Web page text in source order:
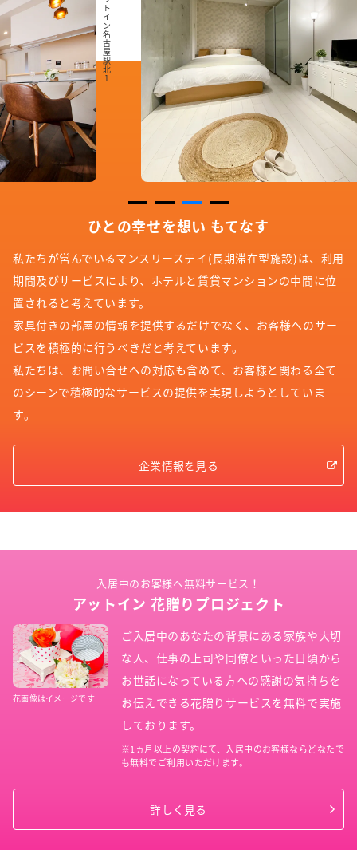
アットイン自由が丘1
ひとの幸せを想い もてなす
私たちが営んでいるマンスリーステイ(長期滞在型施設)は、利用
期間及びサービスにより、ホテルと賃貸マンションの中間に位
置されると考えています。
家具付きの部屋の情報を提供するだけでなく、お客様へのサー
ビスを積極的に行うべきだと考えています。
私たちは、お問い合せへの対応も含めて、お客様と関わる全て
のシーンで積極的なサービスの提供を実現しようとしていま
す。
企業情報を見る
入居中のお客様へ無料サービス！
アットイン 花贈りプロジェクト
花画像はイメージです
ご入居中のあなたの背景にある家族や大切
な人、仕事の上司や同僚といった日頃から
お世話になっている方への感謝の気持ちを
お伝えできる花贈りサービスを無料で実施
しております。
※1ヵ月以上の契約にて、入居中のお客様ならどなたで
も無料でご利用いただけます。
詳しく見る